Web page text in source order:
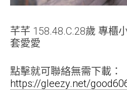
芊芊 158.48.C.28歲 專櫃
套愛愛
點擊就可聯絡無需下載：
https://gleezy.net/